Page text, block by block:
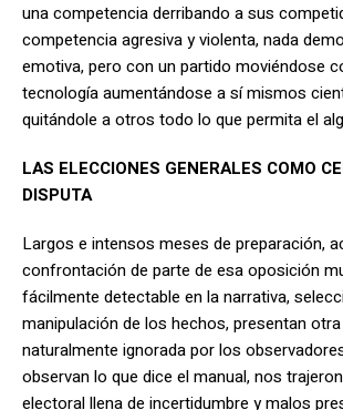
una competencia derribando a sus
competencia agresiva y violenta, nada
emotiva, pero con un partido moviéndose
tecnología aumentándose a sí mismos
quitándole a otros todo lo que permita el
LAS ELECCIONES GENERALES COMO
DISPUTA
Largos e intensos meses de preparación,
confrontación de parte de esa oposición
fácilmente detectable en la narrativa,
manipulación de los hechos, presentan
naturalmente ignorada por los
observan lo que dice el manual, nos
electoral llena de incertidumbre y malos